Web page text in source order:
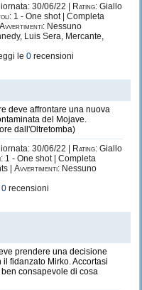
30/06/22 | Rating: Giallo
1 - One shot | Completa
Avvertimenti: Nessuno
Luis Sera, Mercante,
le 0 recensioni
deve affrontare una nuova
del Mojave.
dall'Oltretomba)
30/06/22 | Rating: Giallo
1 - One shot | Completa
| Avvertimenti: Nessuno
0 recensioni
prendere una decisione
fidanzato Mirko. Accortasi
consapevole di cosa